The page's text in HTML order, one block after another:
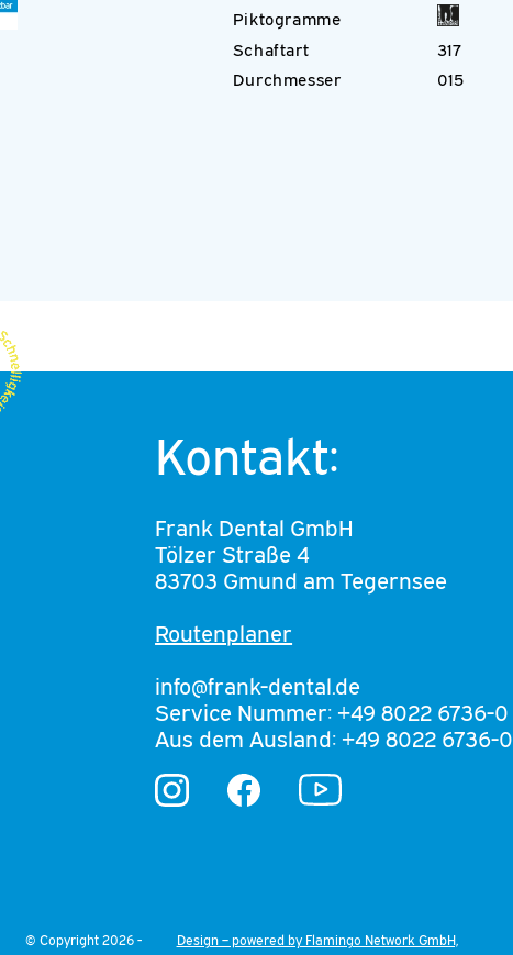
Piktogramme
Schaftart
317
Durchmesser
015
Kontakt:
Frank Dental GmbH
Tölzer Straße 4
83703 Gmund am Tegernsee
Routenplaner
info@frank-dental.de
Service Nummer: +49 8022 6736-0
Aus dem Ausland: +49 8022 6736-0
InstagramFacebook YouTube
© Copyright 2026 -
Design – powered by Flamingo Network GmbH,